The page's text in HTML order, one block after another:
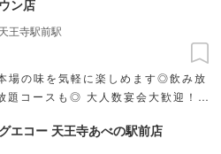
ン店
場の味を気軽に楽しめます◎飲み放
題コースも◎ 大人数宴会大歓迎！貸
天王寺駅前駅
エコー 天王寺あべの駅前店